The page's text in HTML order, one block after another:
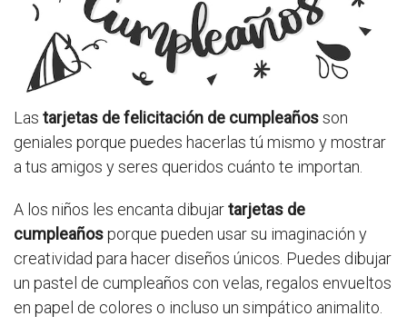
Las tarjetas de felicitación de cumpleañosson
geniales porque puedes hacerlas tú mismo y mostrar
a tus amigos y seres queridos cuánto te importan.
A los niños les encanta dibujartarjetas de
cumpleañosporque pueden usar su imaginación y
creatividad para hacer diseños únicos. Puedes dibujar
un pastel de cumpleaños con velas, regalos envueltos
en papel de colores o incluso un simpático animalito.